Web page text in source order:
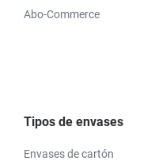
Abo-Commerce
Tipos de envases
Envases de cartón